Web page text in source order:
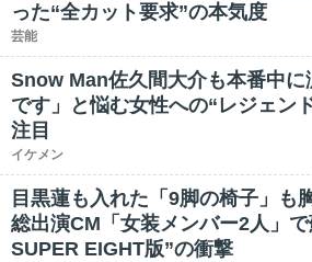
った“全カット要求”の本気度
芸能
Snow Man佐久間大介も本番中
です」と悩む女性への“レジェン
注目
イケメン
目黒蓮も入れた「9脚の椅子」も
総出演CM「女装メンバー2人」
SUPER EIGHT版”の衝撃